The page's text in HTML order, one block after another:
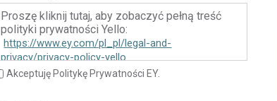
Proszę kliknij tutaj, aby zobaczyć pełną treść
polityki prywatności Yello:
https://www.ey.com/pl_pl/legal-and-
privacy/privacy-policy-yello
Akceptuję Politykę Prywatności EY.